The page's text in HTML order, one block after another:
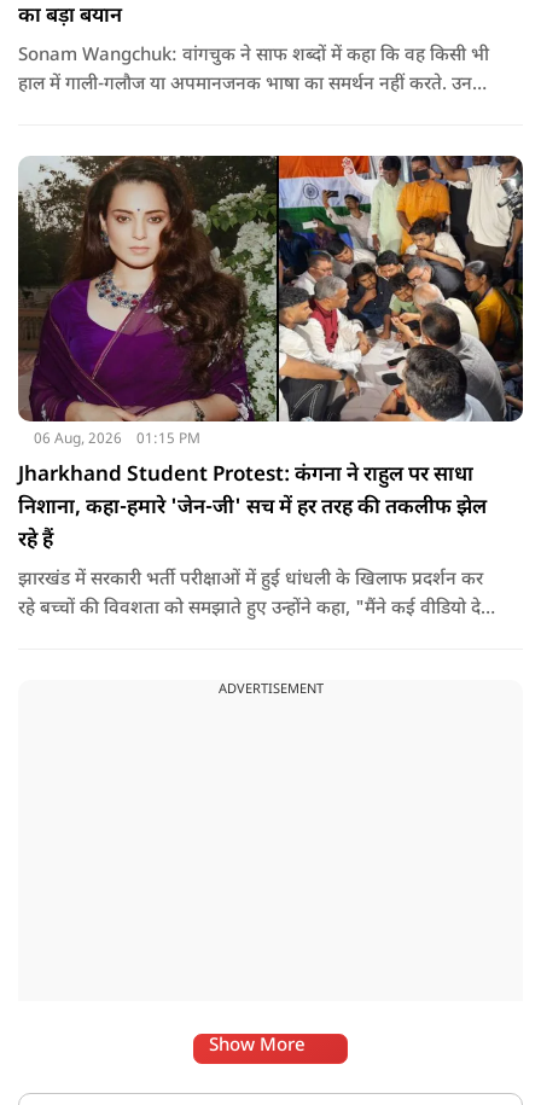
का बड़ा बयान
Sonam Wangchuk: वांगचुक ने साफ शब्दों में कहा कि वह किसी भी
हाल में गाली-गलौज या अपमानजनक भाषा का समर्थन नहीं करते. उनका
06 Aug, 2026 01:15 PM
Jharkhand Student Protest: कंगना ने राहुल पर साधा
निशाना, कहा-हमारे 'जेन-जी' सच में हर तरह की तकलीफ झेल
रहे हैं
झारखंड में सरकारी भर्ती परीक्षाओं में हुई धांधली के खिलाफ प्रदर्शन कर
रहे बच्चों की विवशता को समझाते हुए उन्होंने कहा, "मैंने कई वीडियो देखे
यहां तक गंभीर हैं कि बच्चों के पास ऑनलाइन फूड नहीं जा पा रहा है. ऐसी
ADVERTISEMENT
Show More